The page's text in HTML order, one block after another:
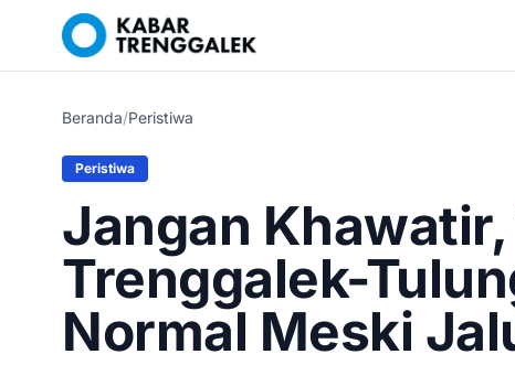
Beranda/Peristiwa
Peristiwa
Jangan
Trenggalek-
Normal Meski